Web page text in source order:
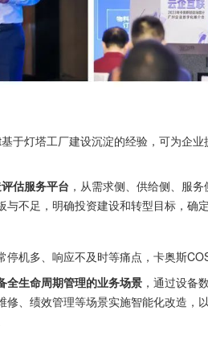
于灯塔工厂建设沉淀的经验，可为企业
估服务平台 ，从需求侧、供给侧、服
不足，明确投资建设和转型目标，确
机多、响应不及时等痛点，卡奥斯
全生命周期管理的业务场景 ，通过设备
、绩效管理等场景实施智能化改造，